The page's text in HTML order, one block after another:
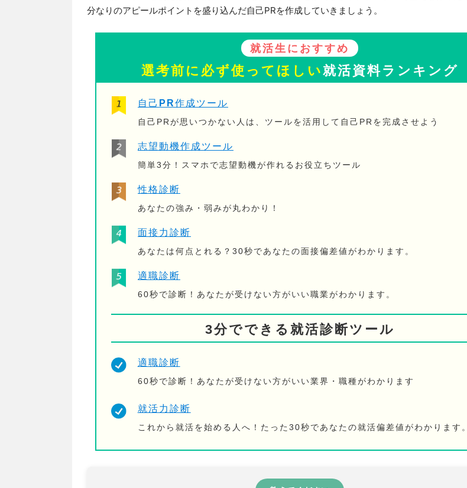
分なりのアピールポイントを盛り込んだ自己PRを作成していきましょう。
就活生におすすめ
選考前に必ず使ってほしい就活資料ランキング
自己PR作成ツール
自己PRが思いつかない人は、ツールを活用して自己PRを完成させよう
志望動機作成ツール
簡単3分！スマホで志望動機が作れるお役立ちツール
性格診断
あなたの強み・弱みが丸わかり！
面接力診断
あなたは何点とれる？30秒であなたの面接偏差値がわかります。
適職診断
60秒で診断！あなたが受けない方がいい職業がわかります。
3分でできる就活診断ツール
適職診断
60秒で診断！あなたが受けない方がいい業界・職種がわかります
就活力診断
これから就活を始める人へ！たった30秒であなたの就活偏差値がわかります。